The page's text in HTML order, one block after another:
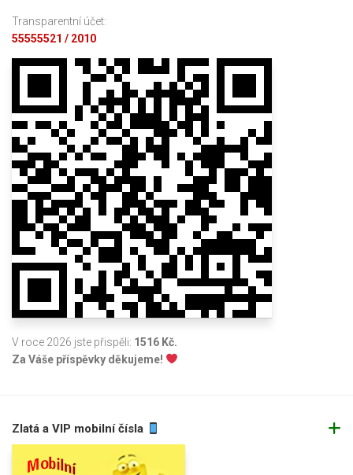
Transparentní účet:
55555521 / 2010
V roce 2026 jste přispěli: 1516 Kč.
Za Váše příspěvky děkujeme!
Zlatá a VIP mobilní čísla